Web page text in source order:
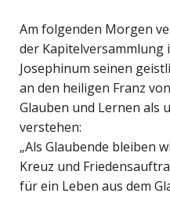
Am folgenden Morgen
der Kapitelversammlung
Josephinum seinen
an den heiligen Franz
Glauben und Lernen als
verstehen:
„Als Glaubende bleiben
Kreuz und
für ein Leben aus dem